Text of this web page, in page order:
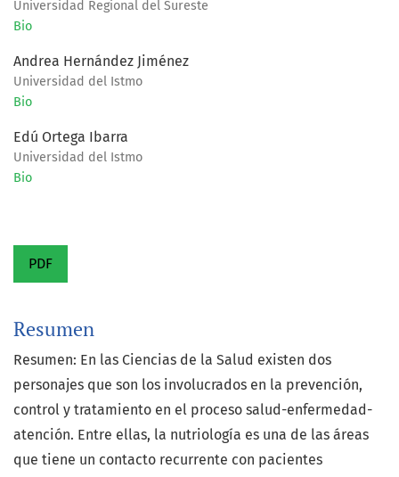
Universidad Regional del Sureste
Bio
Andrea Hernández Jiménez
Universidad del Istmo
Bio
Edú Ortega Ibarra
Universidad del Istmo
Bio
PDF
Resumen
Resumen: En las Ciencias de la Salud existen dos
personajes que son los involucrados en la prevención,
control y tratamiento en el proceso salud-enfermedad-
atención. Entre ellas, la nutriología es una de las áreas
que tiene un contacto recurrente con pacientes